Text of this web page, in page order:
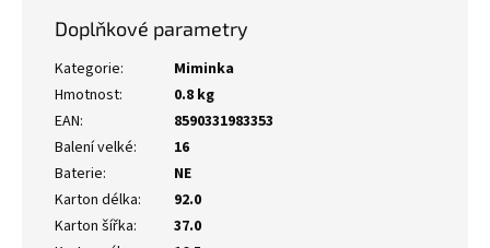
Doplňkové parametry
Kategorie:
Miminka
Hmotnost:
0.8 kg
EAN:
8590331983353
Balení velké:
16
Baterie:
NE
Karton délka:
92.0
Karton šířka:
37.0